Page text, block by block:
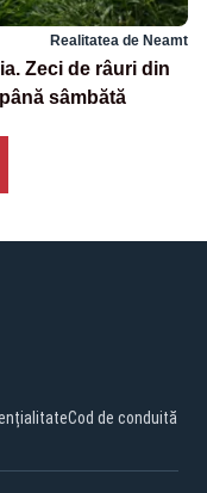
Realitatea de Neamt
Zeci de râuri din
sâmbătă
Cod de conduită